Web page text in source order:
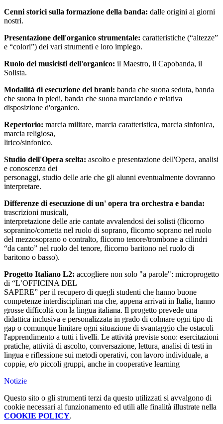
Cenni storici sulla formazione della banda: dalle origini ai giorni
nostri.
Presentazione dell'organico strumentale: caratteristiche (“altezze”
e “colori”) dei vari strumenti e loro impiego.
Ruolo dei musicisti dell'organico: il Maestro, il Capobanda, il
Solista.
Modalità di esecuzione dei brani: banda che suona seduta, banda
che suona in piedi, banda che suona marciando e relativa
disposizione d'organico.
Repertorio: marcia militare, marcia caratteristica, marcia sinfonica,
marcia religiosa,
lirico/sinfonico.
Studio dell'Opera scelta: ascolto e presentazione dell'Opera, analisi
e conoscenza dei
personaggi, studio delle arie che gli alunni eventualmente dovranno
interpretare.
Differenze di esecuzione di un' opera tra orchestra e banda:
trascrizioni musicali,
interpretazione delle arie cantate avvalendosi dei solisti (flicorno
sopranino/cornetta nel ruolo di soprano, flicorno soprano nel ruolo
del mezzosoprano o contralto, flicorno tenore/trombone a cilindri
“da canto” nel ruolo del tenore, flicorno baritono nel ruolo di
baritono o basso).
Progetto Italiano L2: accogliere non solo "a parole": microprogetto
di “L’OFFICINA DEL
SAPERE” per il recupero di quegli studenti che hanno buone
competenze interdisciplinari ma che, appena arrivati in Italia, hanno
grosse difficoltà con la lingua italiana. Il progetto prevede una
didattica inclusiva e personalizzata in grado di colmare ogni tipo di
gap o comunque limitare ogni situazione di svantaggio che ostacoli
l'apprendimento a tutti i livelli. Le attività previste sono: esercitazioni
pratiche, attività di ascolto, conversazione, lettura, analisi di testi in
lingua e riflessione sui metodi operativi, con lavoro individuale, a
coppie, e/o piccoli gruppi, anche in cooperative learning
Notizie
Questo sito o gli strumenti terzi da questo utilizzati si avvalgono di
cookie necessari al funzionamento ed utili alle finalità illustrate nella
COOKIE POLICY.